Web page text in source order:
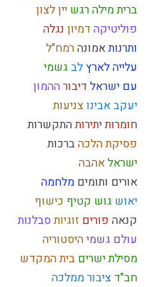
ברית מילהרגש ייןלצון
פוליטיקה דמיון נגלה
ותרנותאמונהרמח"ל
עלייה לארץלב גשמי
עם ישראל דיבור ההמון
יעקב אבינוצניעות
חומרות יתירותהתקשרות
פסיקת הלכהברכות
ישראלאהבה
אורים ותומים מלחמה
יאוש גוש קטיף כישוף
קנאה פורים זוגיותסבלנות
עולם גשמיהיסטוריה
מסילת ישרים בית המקדש
חב"ד ציבורממלכה